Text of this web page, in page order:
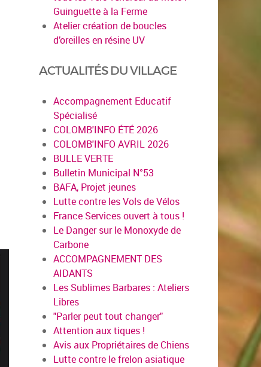
Guinguette à la Ferme
Atelier création de boucles
d’oreilles en résine UV
ACTUALITÉS DU VILLAGE
Accompagnement Educatif
Spécialisé
COLOMB'INFO ÉTÉ 2026
COLOMB'INFO AVRIL 2026
BULLE VERTE
Bulletin Municipal N°53
BAFA, Projet jeunes
Lutte contre les Vols de Vélos
France Services ouvert à tous !
Le Danger sur le Monoxyde de
Carbone
ACCOMPAGNEMENT DES
AIDANTS
Les Sublimes Barbares : Ateliers
Libres
"Parler peut tout changer"
Attention aux tiques !
Avis aux Propriétaires de Chiens
Lutte contre le frelon asiatique